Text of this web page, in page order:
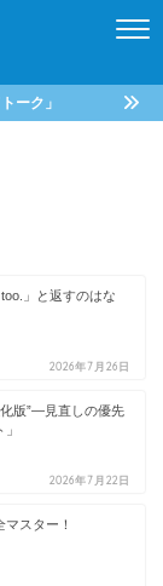
ーク」
」と返すのはな
2026年7月26日
版”—見直しの優先
2026年7月22日
スター！